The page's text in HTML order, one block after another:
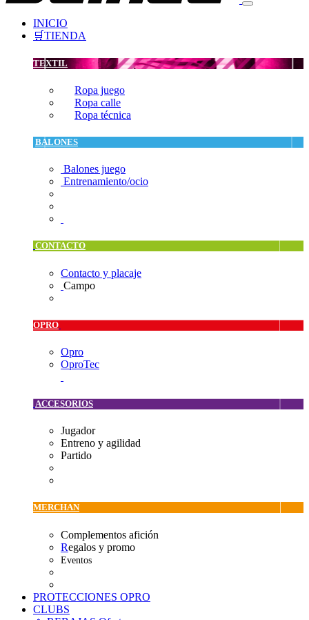
INICIO
🛒TIENDA
TEXTIL
Ropa juego
Ropa calle
Ropa técnica
BALONES
Balones juego
Entrenamiento/ocio
CONTACTO
Contacto y placaje
Campo
OPRO
Opro
OproTec
ACCESORIOS
Jugador
Entreno y agilidad
Partido
MERCHAN
Complementos afición
Regalos y promo
Eventos
PROTECCIONES OPRO
CLUBS